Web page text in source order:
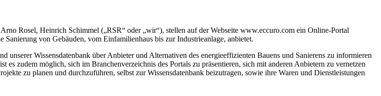
Rosel, Heinrich Schimmel („RSR“ oder „wir“), stellen auf der Webseite www.eccuro.com ein Online-Portal
von Gebäuden, vom Einfamilienhaus bis zur Industrieanlage, anbietet.
Wissensdatenbank über Anbieter und Alternativen des energieeffizienten Bauens und Sanierens zu informieren
zudem möglich, sich im Branchenverzeichnis des Portals zu präsentieren, sich mit anderen Anbietern zu vernetzen
zu planen und durchzuführen, selbst zur Wissensdatenbank beizutragen, sowie ihre Waren und Dienstleistungen